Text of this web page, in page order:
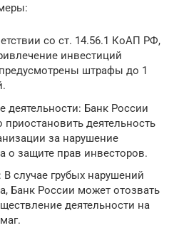
со ст. 14.56.1 КоАП РФ,
инвестиций
штрафы до 1
деятельности: Банк России
деятельность
за нарушение
о защите прав инвесторов.
случае грубых нарушений
Банк России может отозвать
деятельности на